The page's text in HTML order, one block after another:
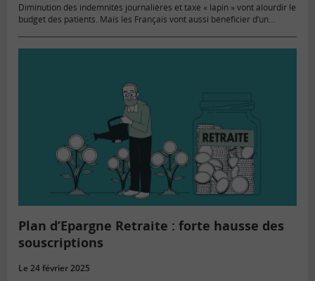
Diminution des indemnités journalières et taxe « lapin » vont alourdir le
budget des patients. Mais les Français vont aussi bénéficier d’un
Plan d’Epargne Retraite : forte hausse des
souscriptions
Le 24 février 2025